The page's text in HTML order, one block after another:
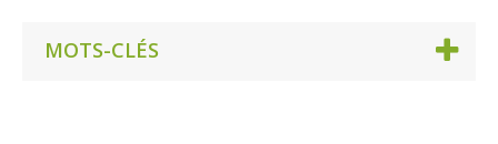
MOTS-CLÉS